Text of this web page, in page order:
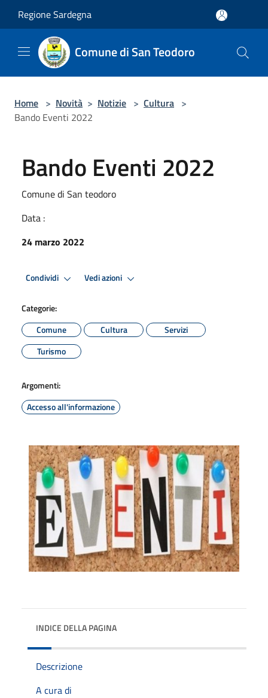
Regione Sardegna
Comune di San Teodoro
Home > Novità > Notizie > Cultura >
Bando Eventi 2022
Bando Eventi 2022
Comune di San teodoro
Data :
24 marzo 2022
Condividi Vedi azioni
Categorie:
Comune
Cultura
Servizi
Turismo
Argomenti:
Accesso all'informazione
INDICE DELLA PAGINA
Descrizione
A cura di